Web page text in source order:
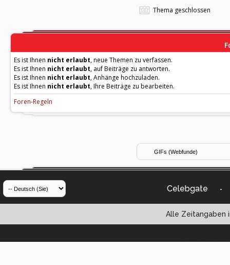
Thema geschlossen
Es ist Ihnen nicht erlaubt, neue Themen zu verfassen.
Es ist Ihnen nicht erlaubt, auf Beiträge zu antworten.
Es ist Ihnen nicht erlaubt, Anhänge hochzuladen.
Es ist Ihnen nicht erlaubt, Ihre Beiträge zu bearbeiten.
Foren-Regeln
Celebgate -
Alle Zeitangaben